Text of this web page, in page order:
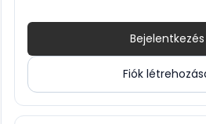
Bejelentkezés
Fiók